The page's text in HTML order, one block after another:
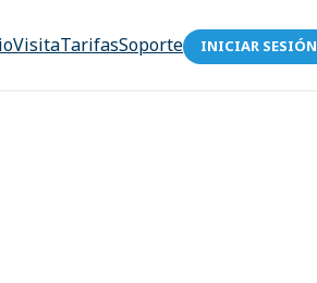
VisitaTarifasSoporte INICIAR SESIÓN